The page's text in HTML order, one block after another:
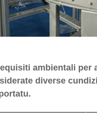
ambientali per
diverse